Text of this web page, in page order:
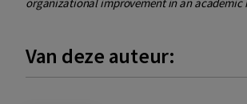
Van deze auteur: